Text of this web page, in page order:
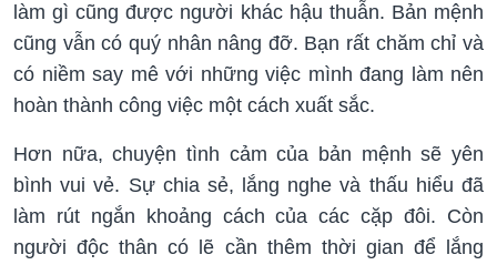
làm gì cũng được người khác hậu thuẫn. Bản mệnh
cũng vẫn có quý nhân nâng đỡ. Bạn rất chăm chỉ và
có niềm say mê với những việc mình đang làm nên
hoàn thành công việc một cách xuất sắc.
Hơn nữa, chuyện tình cảm của bản mệnh sẽ yên
bình vui vẻ. Sự chia sẻ, lắng nghe và thấu hiểu đã
làm rút ngắn khoảng cách của các cặp đôi. Còn
người độc thân có lẽ cần thêm thời gian để lắng